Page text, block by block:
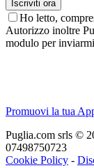
Ho letto,
Autorizzo inoltre
modulo per
Promuovi la tua
Puglia.com srls ©
07498750723
Cookie Policy -